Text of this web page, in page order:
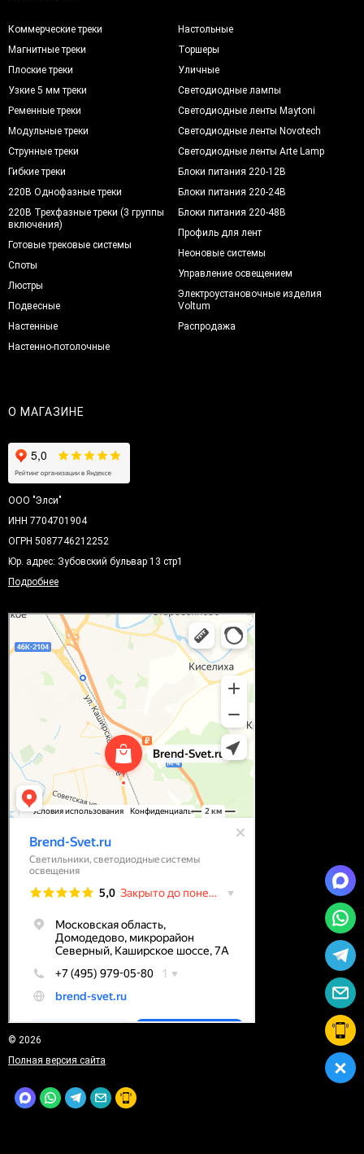
Коммерческие треки
Магнитные треки
Плоские треки
Узкие 5 мм треки
Ременные треки
Модульные треки
Струнные треки
Гибкие треки
220В Однофазные треки
220В Трехфазные треки (3 группы
включения)
Готовые трековые системы
Споты
Люстры
Подвесные
Настенные
Настенно-потолочные
Настольные
Торшеры
Уличные
Светодиодные лампы
Светодиодные ленты Maytoni
Светодиодные ленты Novotech
Светодиодные ленты Arte Lamp
Блоки питания 220-12В
Блоки питания 220-24В
Блоки питания 220-48В
Профиль для лент
Неоновые системы
Управление освещением
Электроустановочные изделия
Voltum
Распродажа
О МАГАЗИНЕ
ООО "Элси"
ИНН 7704701904
ОГРН 5087746212252
Юр. адрес: Зубовский бульвар 13 стр1
Подробнее
© 2026
Полная версия сайта